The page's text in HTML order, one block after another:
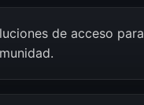
de acceso para